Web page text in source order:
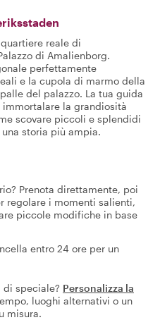
reale di
di Amalienborg.
perfettamente
e la cupola di marmo della
del palazzo. La tua guida
la grandiosità
scovare piccoli e splendidi
storia più ampia.
Prenota direttamente, poi
regolare i momenti salienti,
piccole modifiche in base
entro 24 ore per un
di speciale? Personalizza la
luoghi alternativi o un
misura.